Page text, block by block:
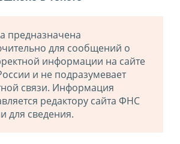
предназначена
для сообщений о
информации на сайте
и не подразумевает
связи. Информация
редактору сайта ФНС
для сведения.